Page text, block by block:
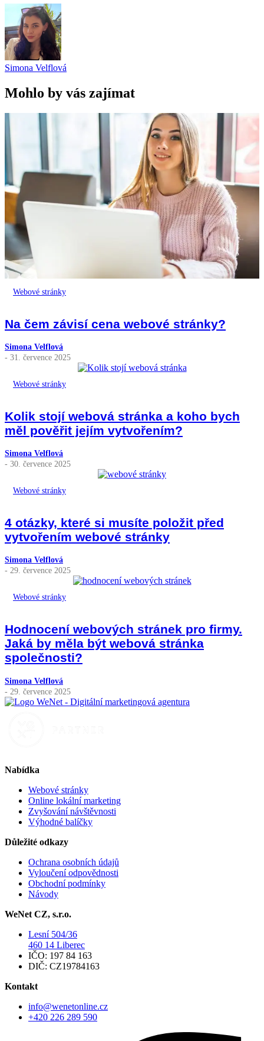
Simona Velflová
Mohlo by vás zajímat
Webové stránky
Na čem závisí cena webové stránky?
Simona Velflová
- 31. července 2025
Webové stránky
Kolik stojí webová stránka a koho bych
měl pověřit jejím vytvořením?
Simona Velflová
- 30. července 2025
Webové stránky
4 otázky, které si musíte položit před
vytvořením webové stránky
Simona Velflová
- 29. července 2025
Webové stránky
Hodnocení webových stránek pro firmy.
Jaká by měla být webová stránka
společnosti?
Simona Velflová
- 29. července 2025
Nabídka
Webové stránky
Online lokální marketing
Zvyšování návštěvnosti
Výhodné balíčky
Důležité odkazy
Ochrana osobních údajů
Vyloučení odpovědnosti
Obchodní podmínky
Návody
WeNet CZ, s.r.o.
Lesní 504/36
460 14 Liberec
IČO: 197 84 163
DIČ: CZ19784163
Kontakt
info@wenetonline.cz
+420 226 289 590